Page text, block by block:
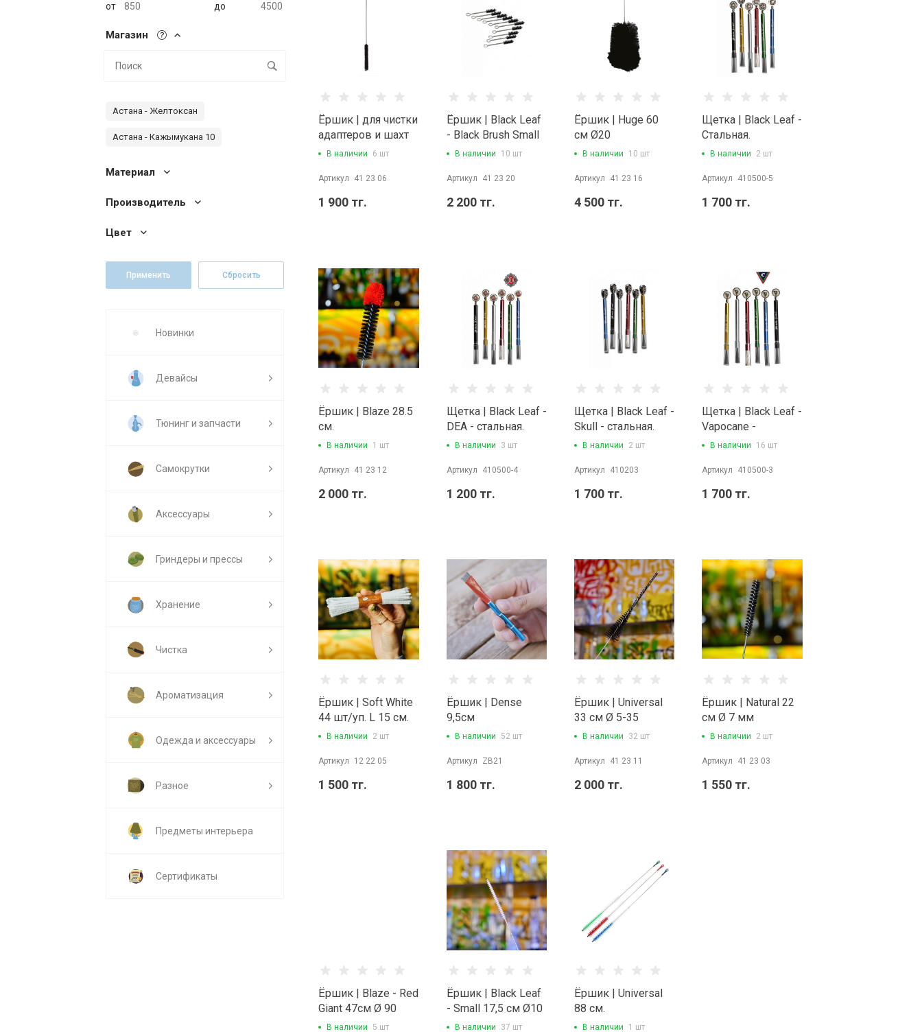
от до
Магазин
Астана - Желтоксан
Астана - Кажымукана 10
Материал
Производитель
Цвет
Новинки
Девайсы
Тюнинг и запчасти
Самокрутки
Аксессуары
Гриндеры и прессы
Хранение
Чистка
Ароматизация
Одежда и аксессуары
Разное
Предметы интерьера
Сертификаты
Ёршик | для чистки
адаптеров и шахт
H: 54 см Ø: 11 мм
В наличии 6 шт
Артикул 41 23 06
1 900 тг.
Ёршик | Black Leaf
- Black Brush Small
L 9,5 см. Ø 1 см
В наличии 10 шт
Артикул 41 23 20
2 200 тг.
Ёршик | Huge 60
см Ø20
В наличии 10 шт
Артикул 41 23 16
4 500 тг.
Щетка | Black Leaf -
Cтальная.
В наличии 2 шт
Артикул 410500-5
1 700 тг.
Ёршик | Blaze 28.5
см.
В наличии 1 шт
Артикул 41 23 12
2 000 тг.
Щетка | Black Leaf -
DEA - cтальная.
В наличии 3 шт
Артикул 410500-4
1 200 тг.
Щетка | Black Leaf -
Skull - cтальная.
В наличии 2 шт
Артикул 410203
1 700 тг.
Щетка | Black Leaf -
Vapocane -
Cтальная.
В наличии 16 шт
Артикул 410500-3
1 700 тг.
Ёршик | Soft White
44 шт/уп. L 15 см.
В наличии 2 шт
Артикул 12 22 05
1 500 тг.
Ёршик | Dense
9,5см
В наличии 52 шт
Артикул ZB21
1 800 тг.
Ёршик | Universal
33 см Ø 5-35
В наличии 32 шт
Артикул 41 23 11
2 000 тг.
Ёршик | Natural 22
см Ø 7 мм
В наличии 2 шт
Артикул 41 23 03
1 550 тг.
Ёршик | Blaze - Red
Giant 47см Ø 90
В наличии 5 шт
Ёршик | Black Leaf
- Small 17,5 см Ø10
В наличии 37 шт
Ёршик | Universal
88 см.
В наличии 1 шт